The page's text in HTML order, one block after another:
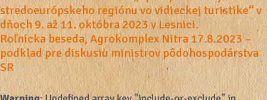
stredoeurópskeho regiónu vo vidieckej turistike“ v
dňoch 9. až 11. októbra 2023 v Lesnici.
Roľnícka beseda, Agrokomplex Nitra 17.8.2023 –
podklad pre diskusiu ministrov pôdohospodárstva
SR